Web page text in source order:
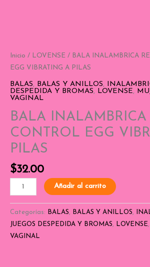
Inicio / LOVENSE / BALA INALAMBRICA
EGG VIBRATING A PILAS
BALAS, BALAS Y ANILLOS,
DESPEDIDA Y BROMAS, LOVENSE,
VAGINAL
BALA INALAMBRICA
CONTROL EGG
PILAS
$32.00
Añadir al carrito
Categorías: BALAS, BALAS Y ANILLOS,
JUEGOS DESPEDIDA Y BROMAS, LOVENSE,
VAGINAL